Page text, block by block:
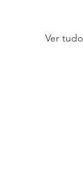
Ver tudo